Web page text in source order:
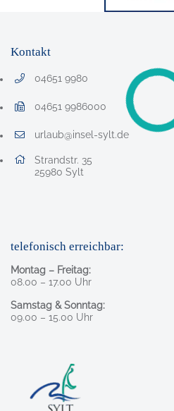
Kontakt
04651 9980
Telefonnummer: 0 4 6 5 1 9 9 8 0
04651 9986000
Faxnummer: 0 4 6 5 1 9 9 8 6 0 0 0
urlaub@insel-sylt.de
E-Mail Adresse: urlaub@insel-sylt.de
Adresse:
Strandstr. 35
25980 , 2 5 9 8 0
Sylt
telefonisch erreichbar:
Montag – Freitag:
08.00 – 17.00 Uhr
Samstag & Sonntag:
09.00 – 15.00 Uhr